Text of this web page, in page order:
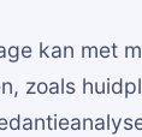
kan met
zoals